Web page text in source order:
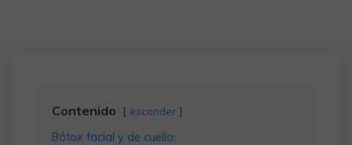
Contenido esconder
Bótox facial y de cuello: